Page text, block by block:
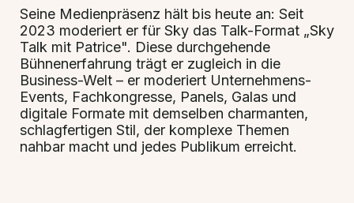
Seine Medienpräsenz hält bis heute an: Seit
2023 moderiert er für Sky das Talk-Format „Sky
Talk mit Patrice". Diese durchgehende
Bühnenerfahrung trägt er zugleich in die
Business-Welt – er moderiert Unternehmens-
Events, Fachkongresse, Panels, Galas und
digitale Formate mit demselben charmanten,
schlagfertigen Stil, der komplexe Themen
nahbar macht und jedes Publikum erreicht.